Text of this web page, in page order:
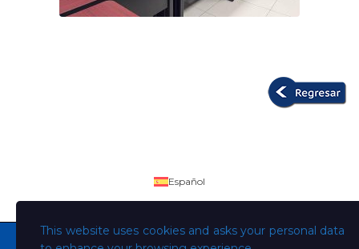
This website uses cookies and asks your personal data
Español